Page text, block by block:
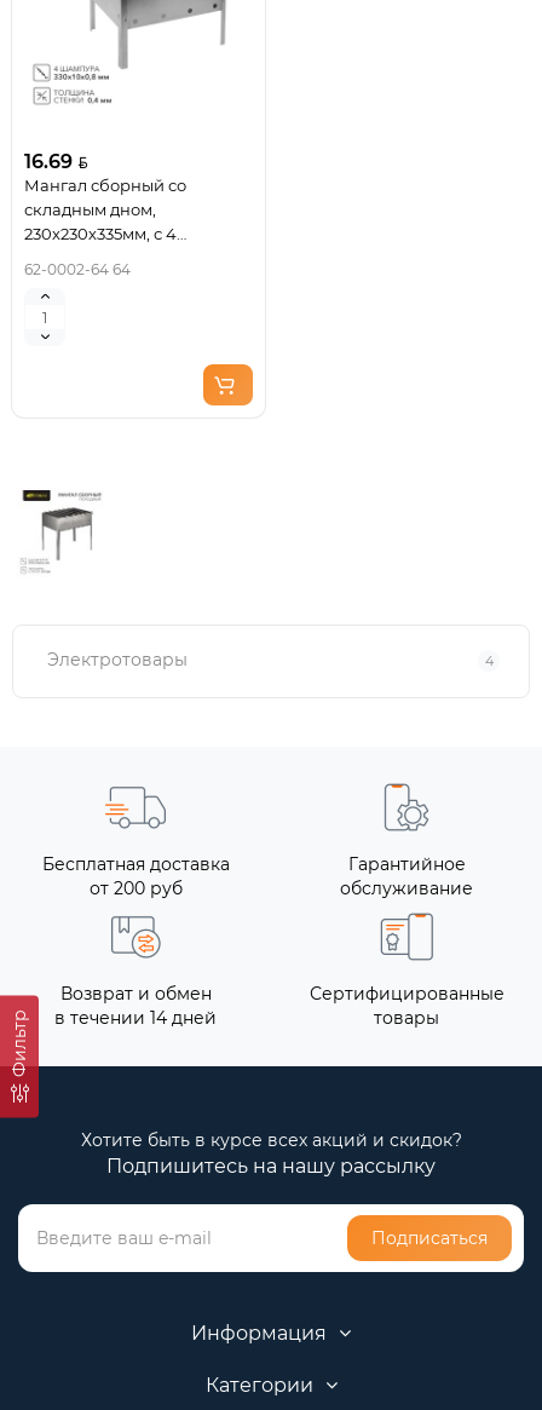
Фильтр
16.69
Мангал сборный со
складным дном,
230х230х335мм, с 4
62-0002-64 64
Электротовары 4
Бесплатная доставка
от 200 руб
Гарантийное
обслуживание
Возврат и обмен
в течении 14 дней
Сертифицированные
товары
Хотите быть в курсе всех акций и скидок?
Подпишитесь на нашу рассылку
Подписаться
Информация
Категории